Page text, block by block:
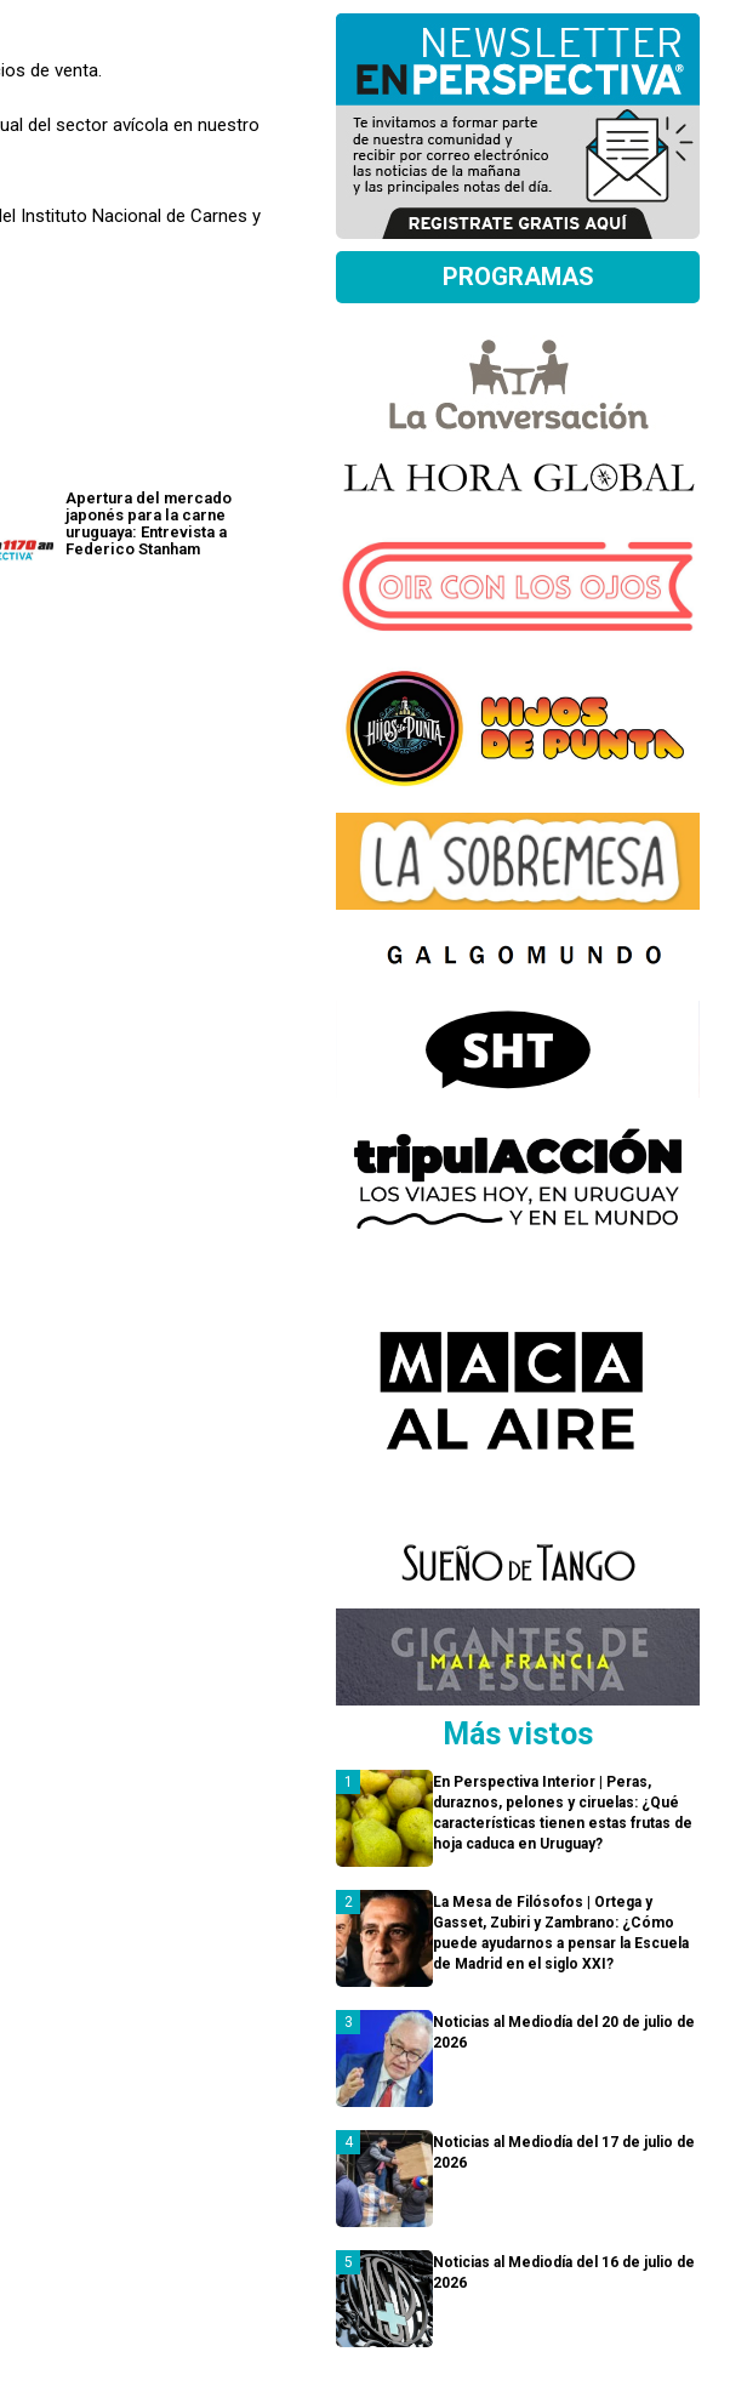
de venta.
del sector avícola en nuestro
Instituto Nacional de Carnes y
Apertura del mercado
japonés para la carne
uruguaya: Entrevista a
Federico Stanham
PROGRAMAS
Más vistos
En Perspectiva Interior | Peras,
duraznos, pelones y ciruelas: ¿Qué
características tienen estas frutas de
hoja caduca en Uruguay?
La Mesa de Filósofos | Ortega y
Gasset, Zubiri y Zambrano: ¿Cómo
puede ayudarnos a pensar la Escuela
de Madrid en el siglo XXI?
Noticias al Mediodía del 20 de julio de
2026
Noticias al Mediodía del 17 de julio de
2026
Noticias al Mediodía del 16 de julio de
2026